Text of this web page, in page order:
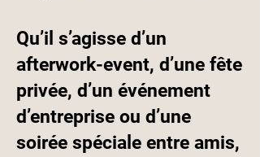
Qu’il s’agisse d’un
afterwork-event, d’une fête
privée, d’un événement
d’entreprise ou d’une
soirée spéciale entre amis,